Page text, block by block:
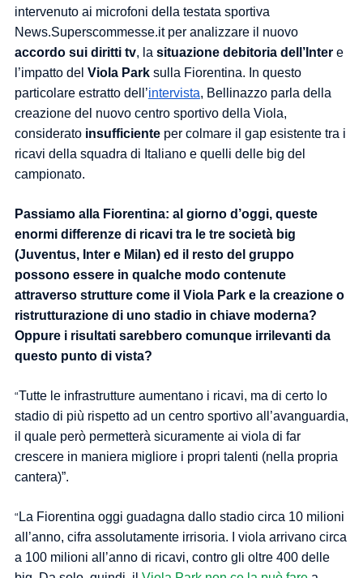
intervenuto ai microfoni della testata sportiva
News.Superscommesse.it per analizzare il nuovo
accordo sui diritti tv, la situazione debitoria dell’Intere
l’impatto del Viola Parksulla Fiorentina. In questo
particolare estratto dell’intervista, Bellinazzo parla della
creazione del nuovo centro sportivo della Viola,
considerato insufficiente per colmare il gap esistente tra i
ricavi della squadra di Italiano e quelli delle big del
campionato.
Passiamo alla Fiorentina: al giorno d’oggi, queste
enormi differenze di ricavi tra le tre società big
(Juventus, Inter e Milan) ed il resto del gruppo
possono essere in qualche modo contenute
attraverso strutture come il Viola Park e la creazione o
ristrutturazione di uno stadio in chiave moderna?
Oppure i risultati sarebbero comunque irrilevanti da
questo punto di vista?
“Tutte le infrastrutture aumentano i ricavi, ma di certo lo
stadio di più rispetto ad un centro sportivo all’avanguardia,
il quale però permetterà sicuramente ai viola di far
crescere in maniera migliore i propri talenti (nella propria
cantera)”.
“La Fiorentina oggi guadagna dallo stadio circa 10 milioni
all’anno, cifra assolutamente irrisoria. I viola arrivano circa
a 100 milioni all’anno di ricavi, contro gli oltre 400 delle